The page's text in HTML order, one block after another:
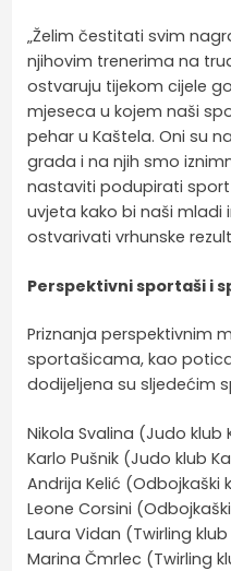
„Želim čestitati svim
njihovim trenerima na
ostvaruju tijekom cijele
mjeseca u kojem naši
pehar u Kaštela. Oni su
grada i na njih smo
nastaviti podupirati
uvjeta kako bi naši mladi
ostvarivati vrhunske
Perspektivni sportaši i
Priznanja perspektivnim
sportašicama, kao
dodijeljena su sljedećim
Nikola Svalina (Judo klub
Karlo Pušnik (Judo klub
Andrija Kelić (Odbojkaški
Leone Corsini
Laura Vidan (Twirling
Marina Čmrlec (Twirling